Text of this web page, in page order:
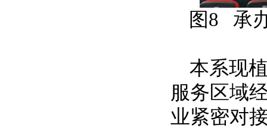
图 8 承
本系现
服务区域
业紧密对